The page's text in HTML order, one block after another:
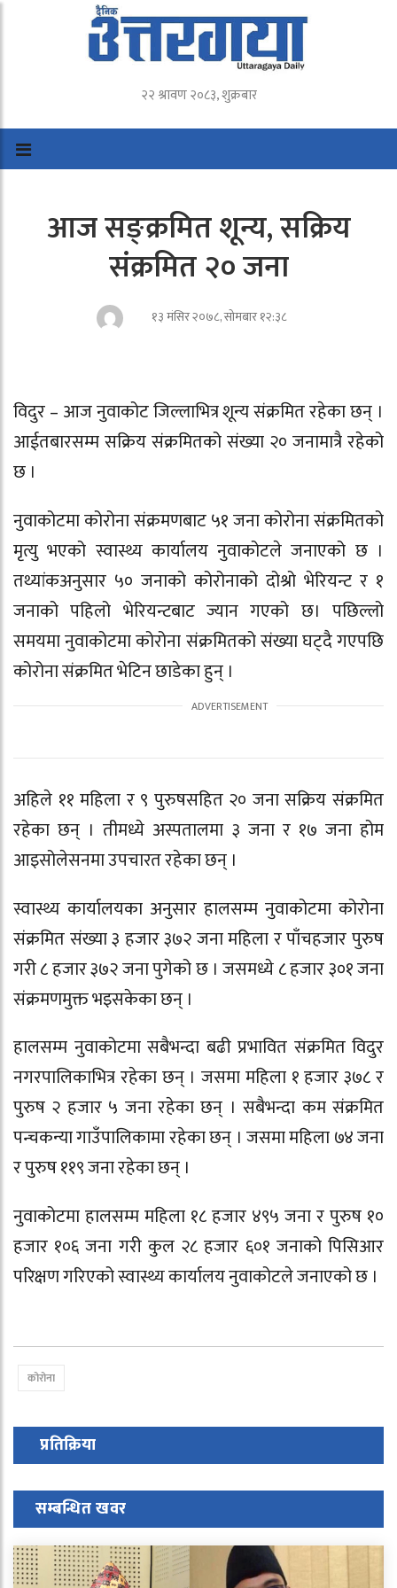
२२ श्रावण २०८३, शुक्रबार
आज सङ्क्रमित शून्य, सक्रिय
संक्रमित २० जना
१३ मंसिर २०७८, सोमबार १२:३८
विदुर – आज नुवाकोट जिल्लाभित्र शून्य संक्रमित रहेका छन् ।
आईतबारसम्म सक्रिय संक्रमितको संख्या २० जनामात्रै रहेको
छ ।
नुवाकोटमा कोरोना संक्रमणबाट ५१ जना कोरोना संक्रमितको
मृत्यु भएको स्वास्थ्य कार्यालय नुवाकोटले जनाएको छ ।
तथ्यांकअनुसार ५० जनाको कोरोनाको दोश्रो भेरियन्ट र १
जनाको पहिलो भेरियन्टबाट ज्यान गएको छ। पछिल्लो
समयमा नुवाकोटमा कोरोना संक्रमितको संख्या घट्दै गएपछि
कोरोना संक्रमित भेटिन छाडेका हुन् ।
अहिले ११ महिला र ९ पुरुषसहित २० जना सक्रिय संक्रमित
रहेका छन् । तीमध्ये अस्पतालमा ३ जना र १७ जना होम
आइसोलेसनमा उपचारत रहेका छन् ।
स्वास्थ्य कार्यालयका अनुसार हालसम्म नुवाकोटमा कोरोना
संक्रमित संख्या ३ हजार ३७२ जना महिला र पाँचहजार पुरुष
गरी ८ हजार ३७२ जना पुगेको छ । जसमध्ये ८ हजार ३०१ जना
संक्रमणमुक्त भइसकेका छन् ।
हालसम्म नुवाकोटमा सबैभन्दा बढी प्रभावित संक्रमित विदुर
नगरपालिकाभित्र रहेका छन् । जसमा महिला १ हजार ३७८ र
पुरुष २ हजार ५ जना रहेका छन् । सबैभन्दा कम संक्रमित
पन्चकन्या गाउँपालिकामा रहेका छन् । जसमा महिला ७४ जना
र पुरुष ११९ जना रहेका छन् ।
नुवाकोटमा हालसम्म महिला १८ हजार ४९५ जना र पुरुष १०
हजार १०६ जना गरी कुल २८ हजार ६०१ जनाको पिसिआर
परिक्षण गरिएको स्वास्थ्य कार्यालय नुवाकोटले जनाएको छ ।
कोरोना
प्रतिक्रिया
सम्बन्धित खवर